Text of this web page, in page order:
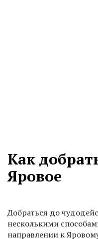
Как
Яровое
Добраться до
несколькими
направлении к